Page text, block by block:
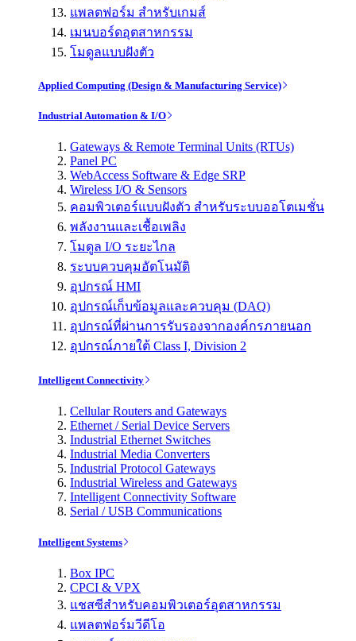
แพลตฟอร์ม สำหรับเกมส์
เมนบอร์ดอุตสาหกรรม
โมดูลแบบฝังตัว
Applied Computing (Design & Manufacturing Service)
Industrial Automation & I/O
Gateways & Remote Terminal Units (RTUs)
Panel PC
WebAccess Software & Edge SRP
Wireless I/O & Sensors
คอมพิวเตอร์แบบฝังตัว สำหรับระบบออโตเมชั่น
พลังงานและเชื้อเพลิง
โมดูล I/O ระยะไกล
ระบบควบคุมอัตโนมัติ
อุปกรณ์ HMI
อุปกรณ์เก็บข้อมูลและควบคุม (DAQ)
อุปกรณ์ที่ผ่านการรับรองจากองค์กรภายนอก
อุปกรณ์ภายใต้ Class I, Division 2
Intelligent Connectivity
Cellular Routers and Gateways
Ethernet / Serial Device Servers
Industrial Ethernet Switches
Industrial Media Converters
Industrial Protocol Gateways
Industrial Wireless and Gateways
Intelligent Connectivity Software
Serial / USB Communications
Intelligent Systems
Box IPC
CPCI & VPX
แชสซีสำหรับคอมพิวเตอร์อุตสาหกรรม
แพลตฟอร์มวีดีโอ